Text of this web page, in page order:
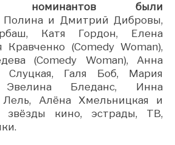
были
Полина и Дмитрий Дибровы,
Катя Гордон, Елена
(Comedy Woman),
(Comedy Woman), Анна
Слуцкая, Галя Боб, Мария
Эвелина Бледанс, Инна
Алёна Хмельницкая и
звёзды кино, эстрады, ТВ,